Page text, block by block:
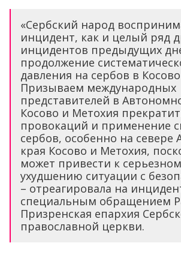
«Сербский народ
инцидент, как и целый ряд
инцидентов предыдущих
продолжение
давления на сербов в
Призываем международных
представителей в
Косово и Метохия
провокаций и применение
сербов, особенно на севере
края Косово и Метохия,
может привести к
ухудшению ситуации с
– отреагировала на
специальным обращением
Призренская епархия
православной церкви.